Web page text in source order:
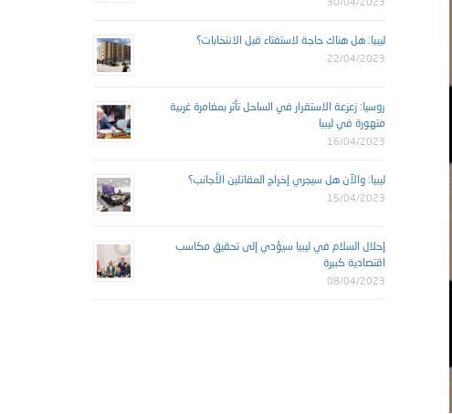
30/04/2023
ليبيا: هل هناك حاجة لاستفتاء قبل الانتخابات؟
22/04/2023
روسيا: زعزعة الاستقرار في الساحل تأثر بمغامرة غربية
متهورة في ليبيا
16/04/2023
ليبيا: والآن هل سيجري إخراج المقاتلين الأجانب؟
15/04/2023
إحلال السلام في ليبيا سيؤدي إلى تحقيق مكاسب
اقتصادية كبيرة
08/04/2023